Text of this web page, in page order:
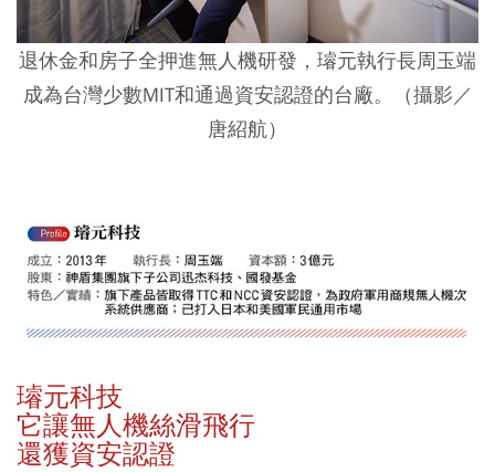
退休金和房子全押進無人機研發，璿元執行長周玉端
成為台灣少數MIT和通過資安認證的台廠。（攝影／
唐紹航）
璿元科技
它讓無人機絲滑飛行
還獲資安認證